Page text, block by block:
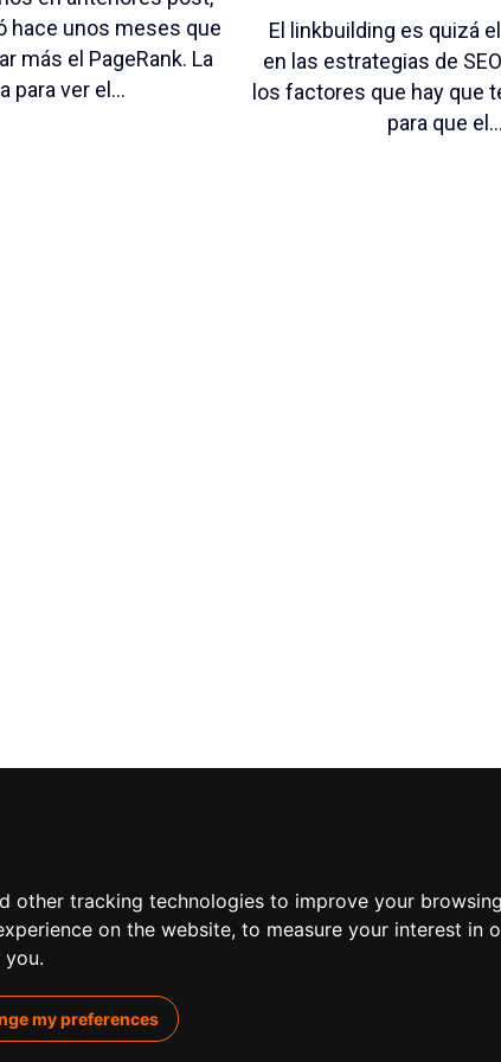
other tracking technologies to improve your
on the website, to measure your interest in
you.
my preferences
hace unos meses que
más el PageRank. La
para ver el...
El linkbuilding es quizá
en las estrategias de
los factores que hay que
para que el...